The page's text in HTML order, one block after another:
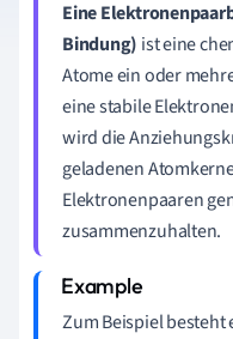
Eine
Bindung) ist eine
Atome ein oder
eine stabile
wird die
geladenen
Elektronenpaaren
zusammenzuhalten.
Zum Beispiel besteht